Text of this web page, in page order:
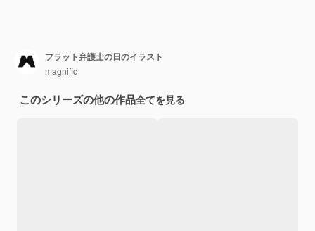
フラット弁護士の日のイラスト
magnific
このシリーズの他の作品全てを見る